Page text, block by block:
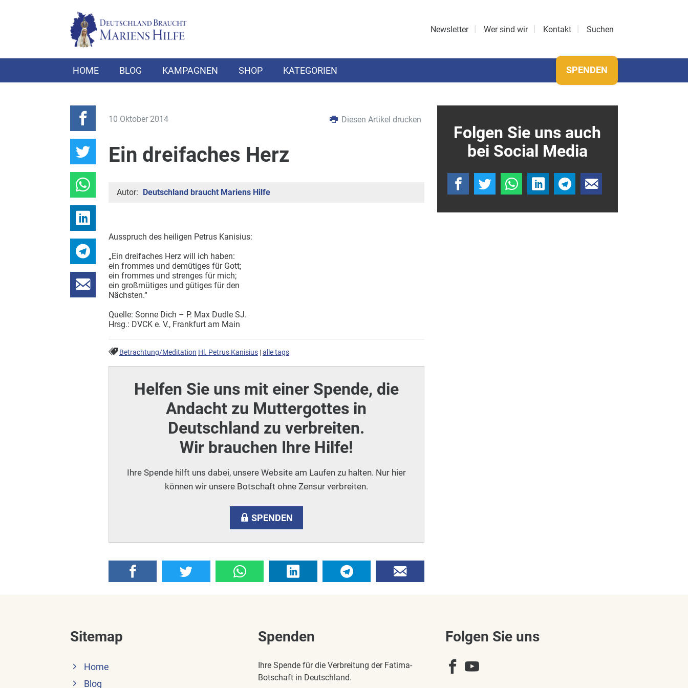
Newsletter Wer sind wir Kontakt Suchen
HOME BLOG KAMPAGNEN SHOP KATEGORIEN SPENDEN
10 Oktober 2014 Diesen Artikel drucken
Ein dreifaches Herz
Autor: Deutschland braucht Mariens Hilfe
Ausspruch des heiligen Petrus Kanisius:
„Ein dreifaches Herz will ich haben:
ein frommes und demütiges für Gott;
ein frommes und strenges für mich;
ein großmütiges und gütiges für den
Nächsten.“
Quelle: Sonne Dich – P. Max Dudle SJ.
Hrsg.: DVCK e. V., Frankfurt am Main
Betrachtung/Meditation Hl. Petrus Kanisius|alle tags
Helfen Sie uns mit einer Spende, die
Andacht zu Muttergottes in
Deutschland zu verbreiten.
Wir brauchen Ihre Hilfe!
Ihre Spende hilft uns dabei, unsere Website am Laufen zu halten. Nur hier
können wir unsere Botschaft ohne Zensur verbreiten.
SPENDEN
Folgen Sie uns auch
bei Social Media
Sitemap
Home
Blog
Spenden
Ihre Spende für die Verbreitung der Fatima-
Botschaft in Deutschland.
Folgen Sie uns